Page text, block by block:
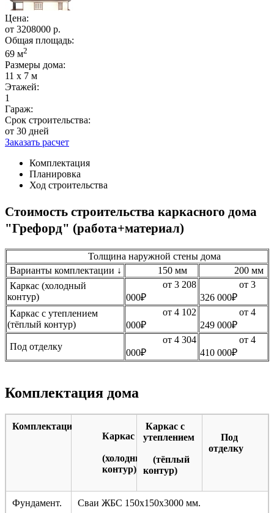
Цена:
от 3208000 р.
Общая площадь:
69 м2
Размеры дома:
11 х 7 м
Этажей:
1
Гараж:
Срок строительства:
от 30 дней
Заказать расчет
Комплектация
Планировка
Ход строительства
Стоимость строительства каркасного дома
"Грефорд" (работа+материал)
Толщина наружной стены дома
Варианты комплектации ↓
150 мм
200 мм
Каркас (холодный
контур)
от 3 208
000₽
от 3
326 000₽
Каркас с утеплением
(тёплый контур)
от 4 102
000₽
от 4
249 000₽
Под отделку
от 4 304
000₽
от 4
410 000₽
Комплектация дома
Комплектация
Каркас
(холодный
контур)
Каркас с
утеплением
(тёплый
контур)
Под
отделку
Фундамент. Сваи ЖБС 150х150х3000 мм.